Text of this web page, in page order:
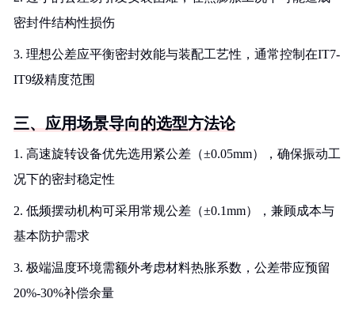
密封件结构性损伤
3. 理想公差应平衡密封效能与装配工艺性，通常控制在IT7-
IT9级精度范围
三、应用场景导向的选型方法论
1. 高速旋转设备优先选用紧公差（±0.05mm），确保振动工
况下的密封稳定性
2. 低频摆动机构可采用常规公差（±0.1mm），兼顾成本与
基本防护需求
3. 极端温度环境需额外考虑材料热胀系数，公差带应预留
20%-30%补偿余量